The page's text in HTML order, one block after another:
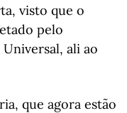
visto que o
pelo
ali ao
que agora estão